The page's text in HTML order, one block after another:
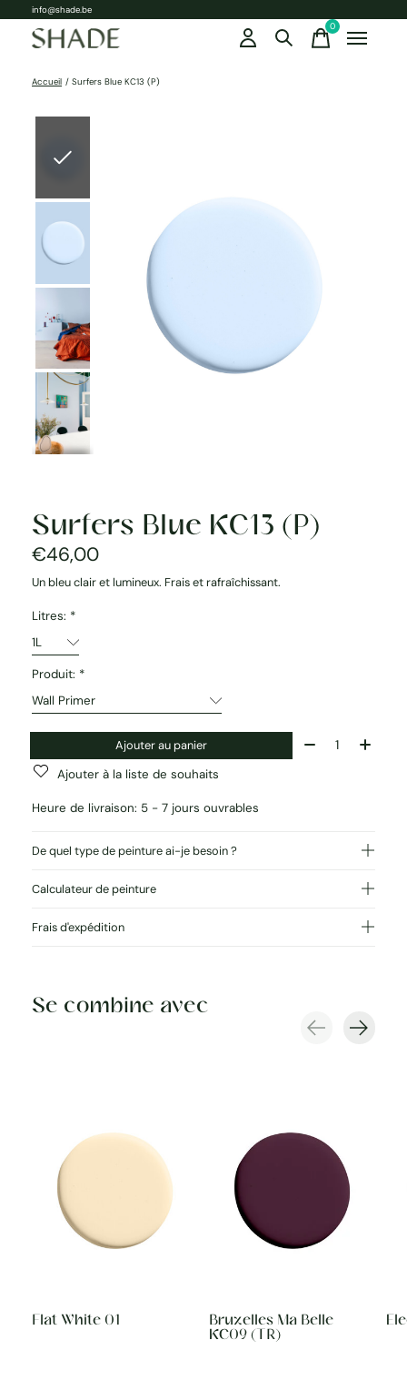
info@shade.be
0items
Accueil / Surfers Blue KC13 (P)
Surfers Blue KC13 (P)
€46,00
Un bleu clair et lumineux. Frais et rafraîchissant.
Litres: *
Produit: *
Ajouter au panier Quantité:
Ajouter à la liste de souhaits
Heure de livraison: 5 - 7 jours ouvrables
De quel type de peinture ai-je besoin ?
Calculateur de peinture
Frais d'expédition
Se combine avec
Flat White 01
Bruxelles Ma Belle
KC09 (TR)